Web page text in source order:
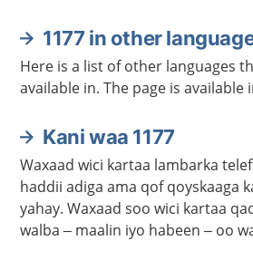
1177 in other
Here is a list of other languages
available in. The page is available
Kani waa 1177
Waxaad wici kartaa lambarka
haddii adiga ama qof qoyskaaga
yahay. Waxaad soo wici kartaa
walba – maalin iyo habeen – oo